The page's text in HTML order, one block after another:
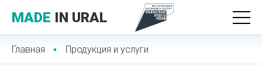
MADE IN URAL
Главная Продукция и услуги